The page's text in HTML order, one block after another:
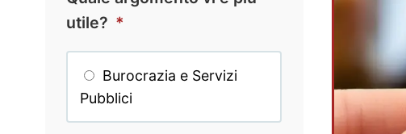
utile? *
Burocrazia e Servizi
Pubblici